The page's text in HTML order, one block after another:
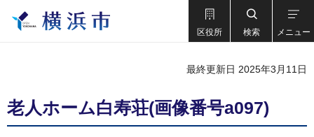
区役所 検索 メニュー
最終更新日 2025年3月11日
老人ホーム白寿荘(画像番号a097)